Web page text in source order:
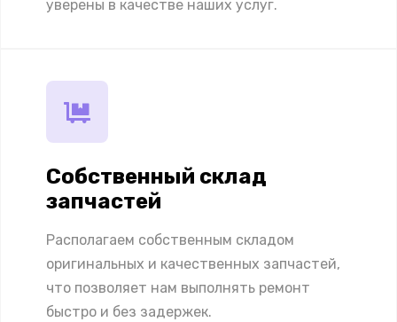
уверены в качестве наших услуг.
Собственный склад
запчастей
Располагаем собственным складом
оригинальных и качественных запчастей,
что позволяет нам выполнять ремонт
быстро и без задержек.